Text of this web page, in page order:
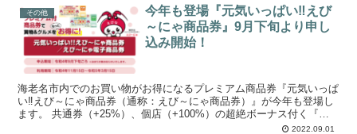
その他
今年も登場『元気いっぱい‼えび
～にゃ商品券』9月下旬より申し
込み開始！
海老名市内でのお買い物がお得になるプレミアム商品券『元気いっぱ
い‼えび～にゃ商品券（通称：えび～にゃ商品券）』が今年も登場し
ます。 共通券（+25%）、個店（+100%）の超絶ボーナス付く『え
2022.09.01